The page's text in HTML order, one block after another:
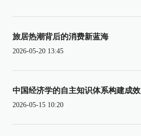
旅居热潮背后的消费新蓝海
2026-05-20 13:45
中国经济学的自主知识体系构建成效
2026-05-15 10:20